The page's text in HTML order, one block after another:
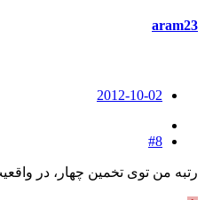
aram23
2012-10-02
#8
رتبه من توی تخمین چهار، در